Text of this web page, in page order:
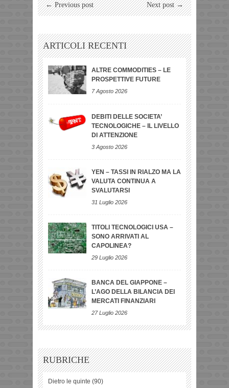
← Previous post Next post →
ARTICOLI RECENTI
ALTRE COMMODITIES – LE
PROSPETTIVE FUTURE
7 Agosto 2026
DEBITI DELLE SOCIETA’
TECNOLOGICHE – IL LIVELLO
DI ATTENZIONE
3 Agosto 2026
YEN – TASSI IN RIALZO MA LA
VALUTA CONTINUA A
SVALUTARSI
31 Luglio 2026
TITOLI TECNOLOGICI USA –
SONO ARRIVATI AL
CAPOLINEA?
29 Luglio 2026
BANCA DEL GIAPPONE –
L’AGO DELLA BILANCIA DEI
MERCATI FINANZIARI
27 Luglio 2026
RUBRICHE
Dietro le quinte (90)